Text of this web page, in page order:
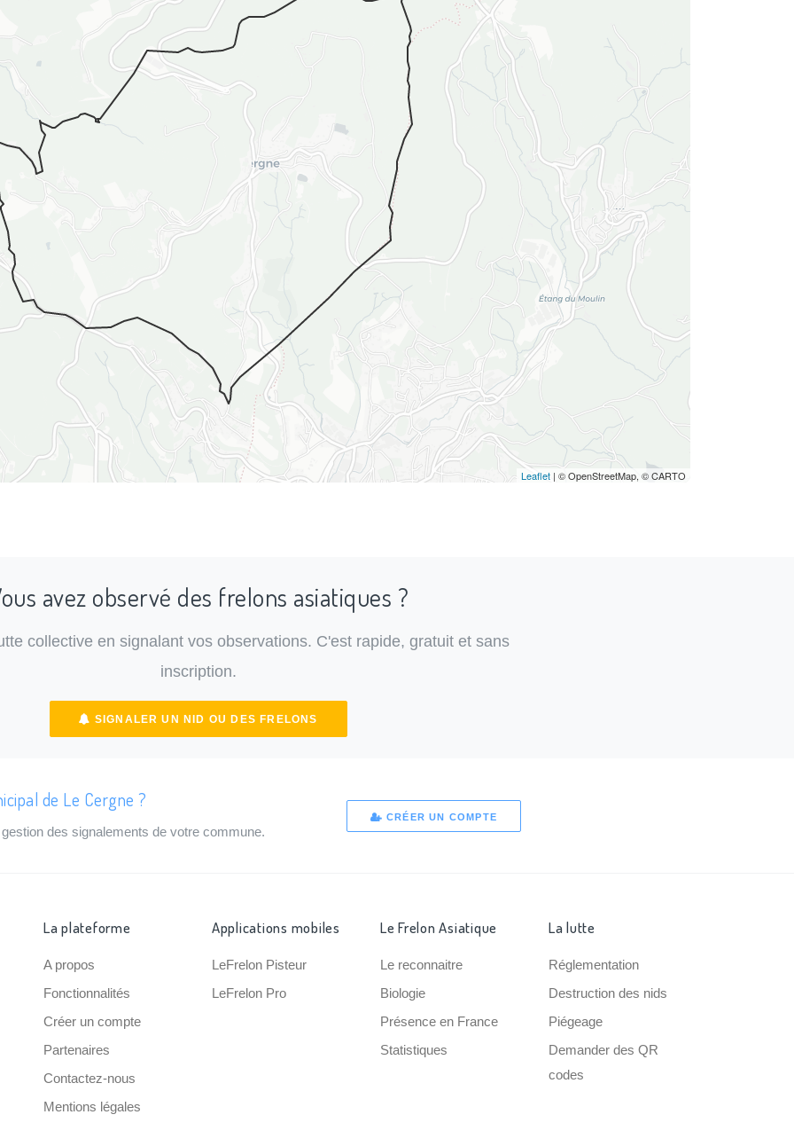
Leaflet | © OpenStreetMap, © CARTO
avez observé des frelons asiatiques ?
collective en signalant vos observations. C'est rapide, gratuit et sans
inscription.
SIGNALER UN NID OU DES FRELONS
de Le Cergne ?
des signalements de votre commune.
CRÉER UN COMPTE
La plateforme
A propos
Fonctionnalités
Créer un compte
Partenaires
Contactez-nous
Mentions légales
Applications mobiles
LeFrelon Pisteur
LeFrelon Pro
Le Frelon Asiatique
Le reconnaitre
Biologie
Présence en France
Statistiques
La lutte
Réglementation
Destruction des nids
Piégeage
Demander des QR
codes